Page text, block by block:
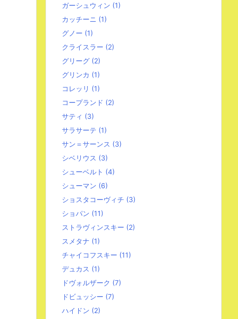
ガーシュウィン (1)
カッチーニ (1)
グノー (1)
クライスラー (2)
グリーグ (2)
グリンカ (1)
コレッリ (1)
コープランド (2)
サティ (3)
サラサーテ (1)
サン＝サーンス (3)
シベリウス (3)
シューベルト (4)
シューマン (6)
ショスタコーヴィチ (3)
ショパン (11)
ストラヴィンスキー (2)
スメタナ (1)
チャイコフスキー (11)
デュカス (1)
ドヴォルザーク (7)
ドビュッシー (7)
ハイドン (2)